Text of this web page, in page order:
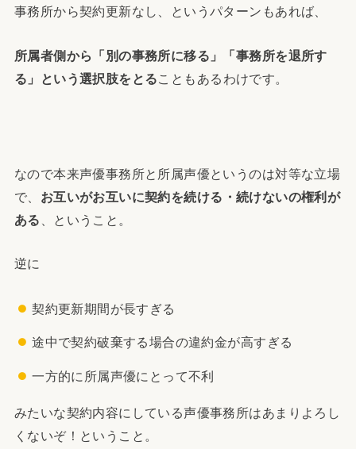
事務所から契約更新なし、というパターンもあれば、
所属者側から「別の事務所に移る」「事務所を退所す
る」という選択肢をとることもあるわけです。
なので本来声優事務所と所属声優というのは対等な立場
で、 お互いがお互いに契約を続ける・続けないの権利が
ある 、ということ。
逆に
契約更新期間が長すぎる
途中で契約破棄する場合の違約金が高すぎる
一方的に所属声優にとって不利
みたいな契約内容にしている声優事務所はあまりよろし
くないぞ！ということ。